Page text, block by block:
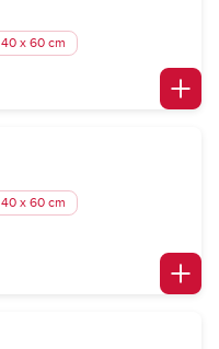
40 x 60 cm
40 x 60 cm